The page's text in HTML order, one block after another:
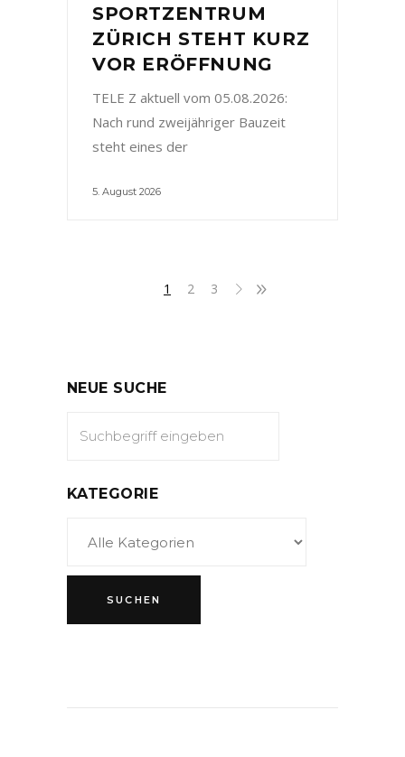
SPORTZENTRUM
ZÜRICH STEHT KURZ
VOR ERÖFFNUNG
TELE Z aktuell vom 05.08.2026:
Nach rund zweijähriger Bauzeit
steht eines der
5. August 2026
1 2 3
NEUE SUCHE
KATEGORIE